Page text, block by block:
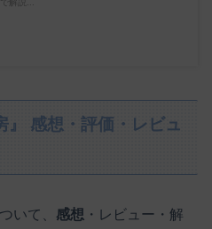
』 感想・評価・レビュ
いて、 感想 ・レビュー・解